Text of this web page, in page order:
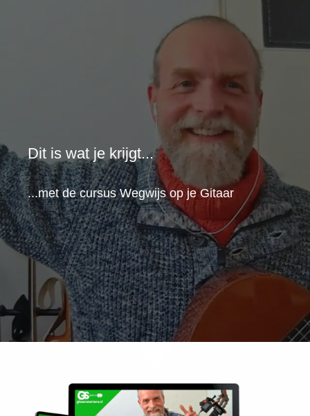
Dit is wat je krijgt...
...met de cursus Wegwijs op je Gitaar